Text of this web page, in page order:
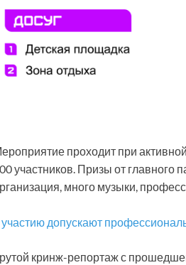
проходит при
участников. Призы от
много музыки,
участию допускают
кринж-репортаж с